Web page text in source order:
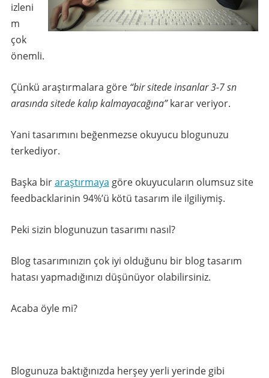
izleni
m
çok
önemli.
Çünkü araştırmalara göre“bir sitede insanlar 3-7 sn
arasında sitede kalıp kalmayacağına”karar veriyor.
Yani tasarımını beğenmezse okuyucu blogunuzu
terkediyor.
Başka biraraştırmaya göre okuyucuların olumsuz site
feedbacklarinin 94%’ü kötü tasarım ile ilgiliymiş.
Peki sizin blogunuzun tasarımı nasıl?
Blog tasarımınızın çok iyi olduğunu bir blog tasarım
hatası yapmadığınızı düşünüyor olabilirsiniz.
Acaba öyle mi?
Blogunuza baktığınızda herşey yerli yerinde gibi